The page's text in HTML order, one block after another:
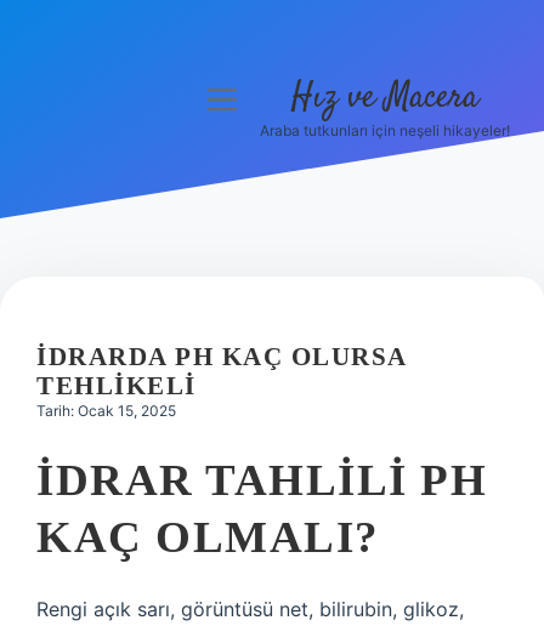
Hakkımızda
menüyü
Hız ve Macera
Araba tutkunları için neşeli hikayeler!
İDRARDA PH KAÇ OLURSA
TEHLIKELI
Tarih: Ocak 15, 2025
İDRAR TAHLILI PH
KAÇ OLMALI?
Rengi açık sarı, görüntüsü net, bilirubin, glikoz,